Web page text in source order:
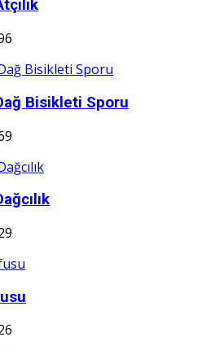
Bisikleti Sporu